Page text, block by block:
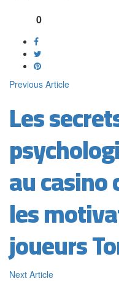
0
Previous Article
Les
au
les
joueurs
Next Article